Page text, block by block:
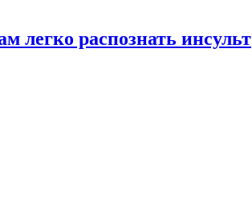
легко распознать инсульт